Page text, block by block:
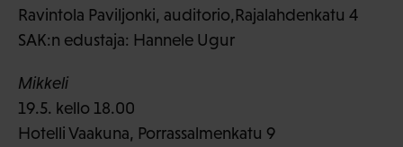
Ravintola Paviljonki, auditorio,Rajalahdenkatu 4
SAK:n edustaja: Hannele Ugur
Mikkeli
19.5. kello 18.00
Hotelli Vaakuna, Porrassalmenkatu 9